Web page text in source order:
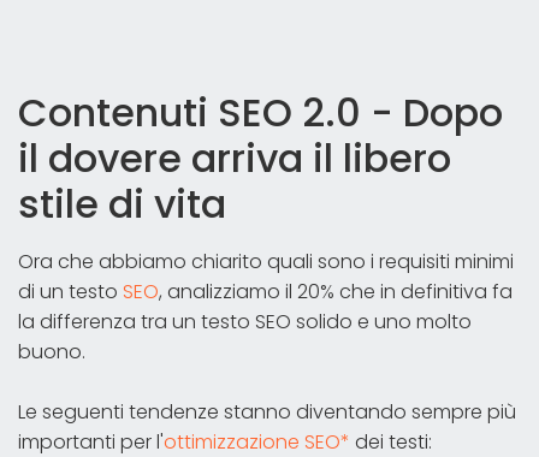
Contenuti SEO 2.0 - Dopo
il dovere arriva il libero
stile di vita
Ora che abbiamo chiarito quali sono i requisiti minimi
di un testo SEO, analizziamo il 20% che in definitiva fa
la differenza tra un testo SEO solido e uno molto
buono.
Le seguenti tendenze stanno diventando sempre più
importanti per l'ottimizzazione SEO* dei testi: